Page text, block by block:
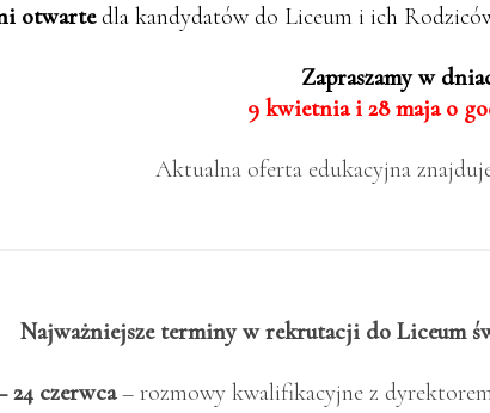
otwartedla kandydatów do Liceum i ich
Zapraszamy w
9 kwietnia i 28 maja o
Aktualna oferta edukacyjna
Najważniejsze terminy w rekrutacji do Liceum
24 czerwca– rozmowy kwalifikacyjne z